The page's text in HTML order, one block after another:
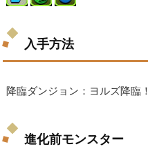
入手方法
降臨ダンジョン：ヨルズ降臨！
進化前モンスター